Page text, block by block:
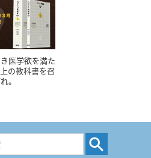
医学欲を満た
の教科書を召
。